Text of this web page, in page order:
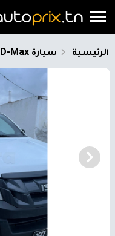
الرئيسية سيارة D-Max